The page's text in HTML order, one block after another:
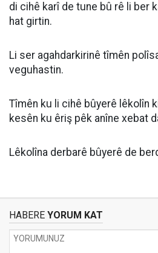
di cihê karî de tune bû rê li ber
hat girtin.
Li ser agahdarkirinê tîmên
veguhastin.
Tîmên ku li cihê bûyerê lêkolîn
kesên ku êriş pêk anîne xebat
Lêkolîna derbarê bûyerê de
HABERE YORUM KAT